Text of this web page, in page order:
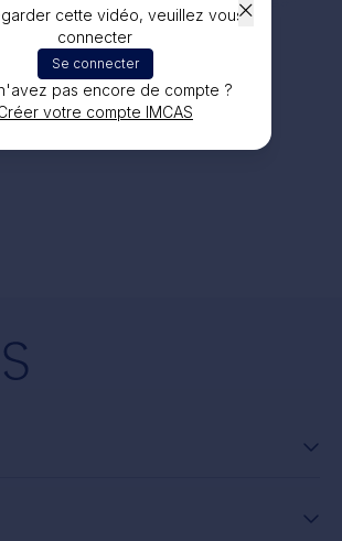
cette vidéo, veuillez vous
connecter
Se connecter
pas encore de compte ?
votre compte IMCAS